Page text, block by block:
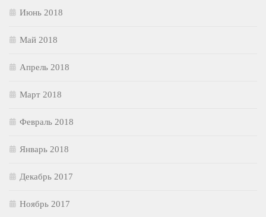
Июнь 2018
Май 2018
Апрель 2018
Март 2018
Февраль 2018
Январь 2018
Декабрь 2017
Ноябрь 2017